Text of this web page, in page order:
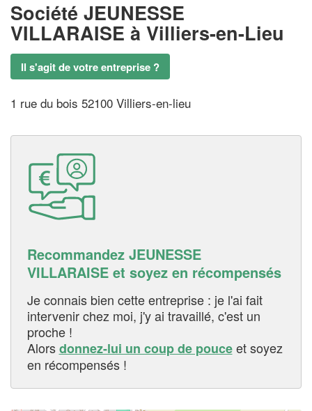
Société JEUNESSE
VILLARAISE à Villiers-en-Lieu
Il s'agit de votre entreprise ?
1 rue du bois 52100 Villiers-en-lieu
Recommandez JEUNESSE
VILLARAISE et soyez en récompensés
Je connais bien cette entreprise : je l'ai fait
intervenir chez moi, j'y ai travaillé, c'est un
proche !
Alorsdonnez-lui un coup de pouceet soyez
en récompensés !